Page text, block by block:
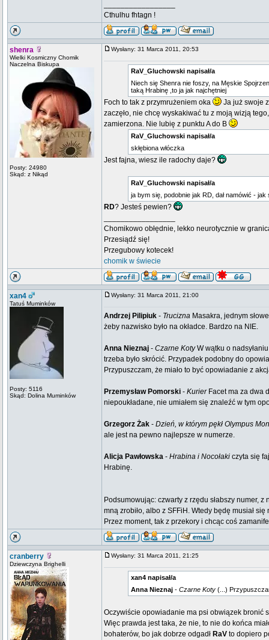
Cthulhu fhtagn !
shenra
Wielki Kosmiczny Chomik
Naczelna Biskupa
Posty: 24980
Skąd: z Nikąd
Wysłany: 31 Marca 2011, 20:53
RaV_Gluchowski napisał/a
Niech się Shenra nie foszy, na Męskie
taką Hrabinę ,to ja jak najchętniej
Foch to tak z przymrużeniem oka
Ja już swoje
zaczęło, nie chcę wyskakiwać tu z moją wizją
zamierzona. Nie lubię z punktu A do B
RaV_Gluchowski napisał/a
skłębiona włóczka
Jest fajna, wiesz ile radochy daje?
RaV_Gluchowski napisał/a
ja bym się, podobnie jak RD, dał namówić -
RD? Jesteś pewien?
Chomikowo obłędnie, lekko neurotycznie w
Przesiądź się!
Przegubowy kotecek!
chomik w świecie
xan4
Tatuś Muminków
Posty: 5116
Skąd: Dolina Muminków
Wysłany: 31 Marca 2011, 21:00
Andrzej Pilipiuk - Trucizna Masakra, jednym
żeby nazwisko było na okładce. Bardzo na NIE.
Anna Nieznaj - Czarne KotyW wątku o
trzeba było skrócić. Przypadek podobny do
Przypuszczam, że miało to być opowiadanie z
Przemysław Pomorski - KurierFacet ma za dwa
niepoukładane, nie umiałem się znaleźć w tym
Grzegorz Żak - Dzień, w którym pękł Olympus
ale jest na pewno najlepsze w numerze.
Alicja Pawłowska - Hrabina i Nocołaki czyta się
Hrabinę.
Podsumowując: czwarty z rzędu słabszy numer,
mną zrobiło, albo z SFFiH. Wtedy będę musiał
Przez moment, tak z przekory i chcąc coś
cranberry
Dziewczyna Brighelli
Wysłany: 31 Marca 2011, 21:25
xan4 napisał/a
Anna Nieznaj - Czarne Koty (...)
Oczywiście opowiadanie ma psi obwiązek bronić
Więc prawda jest taka, że nie, to nie do końca
bohaterów, bo jak dobrze odgadł RaV to dopiero